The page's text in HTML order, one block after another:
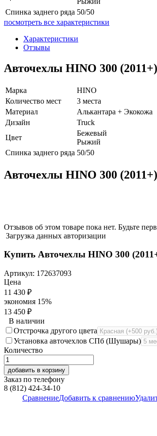
Спинка заднего ряда 50/50
посмотреть все характеристики
Характеристики
Отзывы
Авточехлы HINO 300
Марка
HINO
Количество мест
3 места
Материал
Алькантара + Экокожа
Дизайн
Truck
Цвет
Бежевый
Рыжий
Спинка заднего ряда 50/50
Авточехлы HINO 300
Отзывов об этом товаре пока нет. Будьте
Загрузка данных авторизации
Купить Авточехлы HINO 300
Артикул: 172637093
Цена
11 430 ₽
экономия 15%
13 450 ₽
В наличии
Отстрочка другого цвета
Установка авточехлов СПб (Шушары)
Количество
добавить в корзину
Заказ по телефону
8 (812) 424-34-10
СравнениеДобавить к сравнению